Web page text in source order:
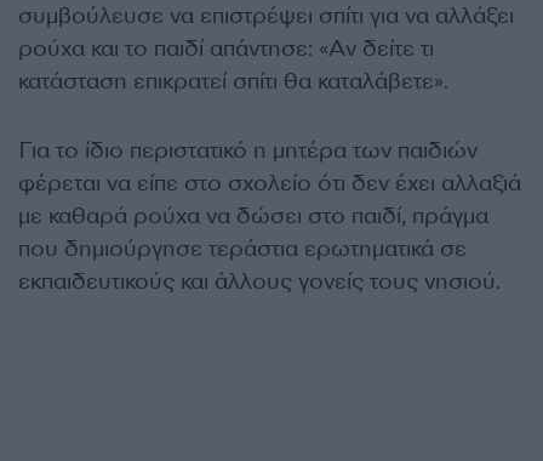
συμβούλευσε να επιστρέψει σπίτι για να αλλάξει
ρούχα και το παιδί απάντησε: «Αν δείτε τι
κατάσταση επικρατεί σπίτι θα καταλάβετε».
Για το ίδιο περιστατικό η μητέρα των παιδιών
φέρεται να είπε στο σχολείο ότι δεν έχει αλλαξιά
με καθαρά ρούχα να δώσει στο παιδί, πράγμα
που δημιούργησε τεράστια ερωτηματικά σε
εκπαιδευτικούς και άλλους γονείς τους νησιού.